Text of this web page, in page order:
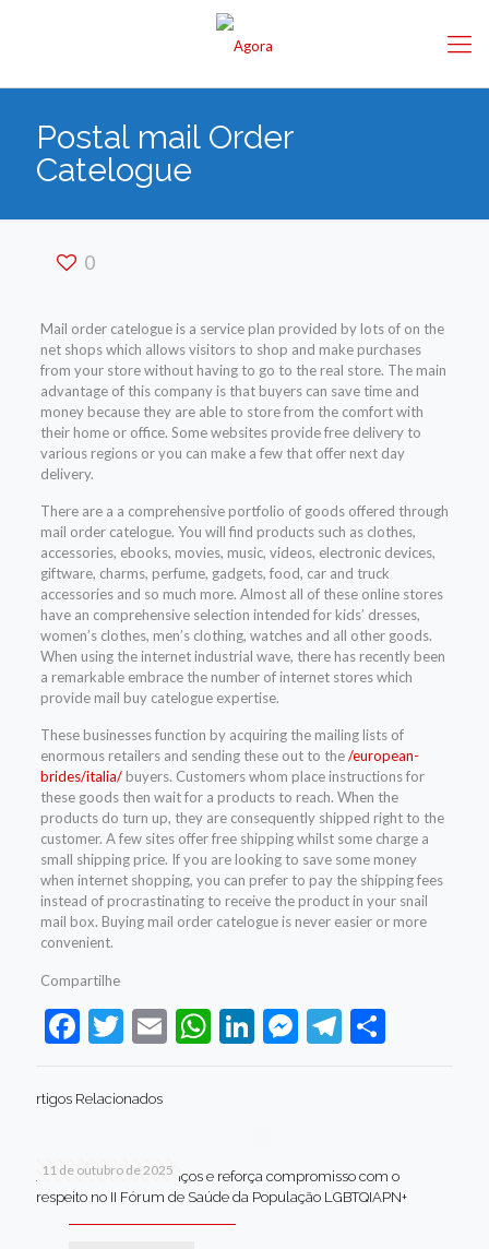
Postal mail Order
Catelogue
0
Mail order catelogue is a service plan provided by lots of on the
net shops which allows visitors to shop and make purchases
from your store without having to go to the real store. The main
advantage of this company is that buyers can save time and
money because they are able to store from the comfort with
their home or office. Some websites provide free delivery to
various regions or you can make a few that offer next day
delivery.
There are a a comprehensive portfolio of goods offered through
mail order catelogue. You will find products such as clothes,
accessories, ebooks, movies, music, videos, electronic devices,
giftware, charms, perfume, gadgets, food, car and truck
accessories and so much more. Almost all of these online stores
have an comprehensive selection intended for kids’ dresses,
women’s clothes, men’s clothing, watches and all other goods.
When using the internet industrial wave, there has recently been
a remarkable embrace the number of internet stores which
provide mail buy catelogue expertise.
These businesses function by acquiring the mailing lists of
enormous retailers and sending these out to the/european-
brides/italia/buyers. Customers whom place instructions for
these goods then wait for a products to reach. When the
products do turn up, they are consequently shipped right to the
customer. A few sites offer free shipping whilst some charge a
small shipping price. If you are looking to save some money
when internet shopping, you can prefer to pay the shipping fees
instead of procrastinating to receive the product in your snail
mail box. Buying mail order catelogue is never easier or more
convenient.
Compartilhe
Facebook
Twitter
EmailWhatsApp
LinkedIn
Messenger
Telegram
Share
rtigos Relacionados
11 de outubro de 2025
Jaboatão celebra avanços e reforça compromisso com o
respeito no II Fórum de Saúde da População LGBTQIAPN+